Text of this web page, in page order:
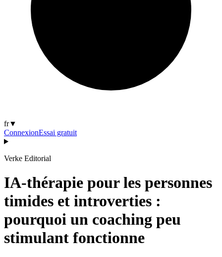
fr▼
ConnexionEssai gratuit
Verke Editorial
IA-thérapie pour les personnes
timides et introverties :
pourquoi un coaching peu
stimulant fonctionne